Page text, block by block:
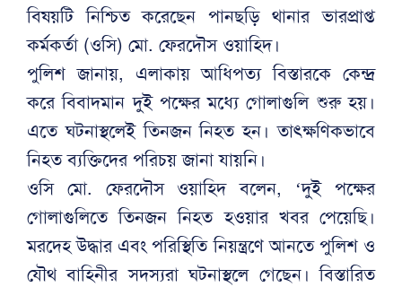
বিষয়টি নিশ্চিত করেছেন পানছড়ি থানার ভারপ্রাপ্ত
কর্মকর্তা (ওসি) মো. ফেরদৌস ওয়াহিদ।
পুলিশ জানায়, এলাকায় আধিপত্য বিস্তারকে কেন্দ্র
করে বিবাদমান দুই পক্ষের মধ্যে গোলাগুলি শুরু হয়।
এতে ঘটনাস্থলেই তিনজন নিহত হন। তাৎক্ষণিকভাবে
নিহত ব্যক্তিদের পরিচয় জানা যায়নি।
ওসি মো. ফেরদৌস ওয়াহিদ বলেন, ‘দুই পক্ষের
গোলাগুলিতে তিনজন নিহত হওয়ার খবর পেয়েছি।
মরদেহ উদ্ধার এবং পরিস্থিতি নিয়ন্ত্রণে আনতে পুলিশ ও
যৌথ বাহিনীর সদস্যরা ঘটনাস্থলে গেছেন। বিস্তারিত